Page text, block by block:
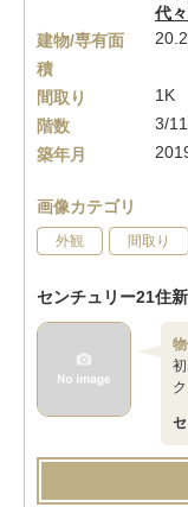
代
建物/専有面
積
間取り
1K
階数
3/
築年月
画像カテゴリ
外観 間取り
センチュリー21住